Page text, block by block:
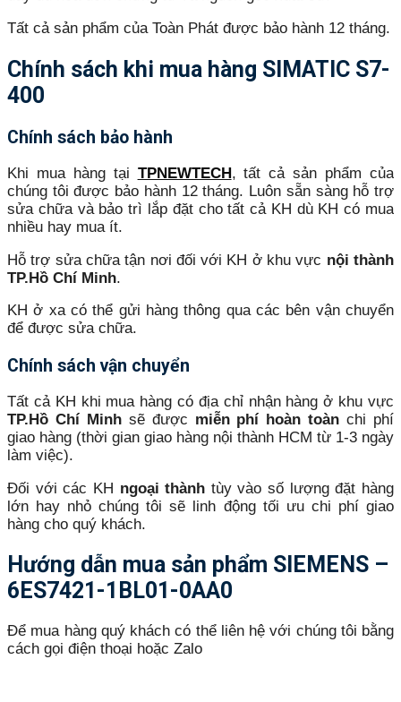
Tất cả sản phẩm của Toàn Phát được bảo hành 12 tháng.
Chính sách khi mua hàng SIMATIC S7-
400
Chính sách bảo hành
Khi mua hàng tại TPNEWTECH, tất cả sản phẩm của
chúng tôi được bảo hành 12 tháng. Luôn sẵn sàng hỗ trợ
sửa chữa và bảo trì lắp đặt cho tất cả KH dù KH có mua
nhiều hay mua ít.
Hỗ trợ sửa chữa tận nơi đối với KH ở khu vực nội thành
TP.Hồ Chí Minh.
KH ở xa có thể gửi hàng thông qua các bên vận chuyển
để được sửa chữa.
Chính sách vận chuyển
Tất cả KH khi mua hàng có địa chỉ nhận hàng ở khu vực
TP.Hồ Chí Minhsẽ được miễn phí hoàn toànchi phí
giao hàng (thời gian giao hàng nội thành HCM từ 1-3 ngày
làm việc).
Đối với các KH ngoại thành tùy vào số lượng đặt hàng
lớn hay nhỏ chúng tôi sẽ linh động tối ưu chi phí giao
hàng cho quý khách.
Hướng dẫn mua sản phẩm SIEMENS –
6ES7421-1BL01-0AA0
Để mua hàng quý khách có thể liên hệ với chúng tôi bằng
cách gọi điện thoại hoặc Zalo